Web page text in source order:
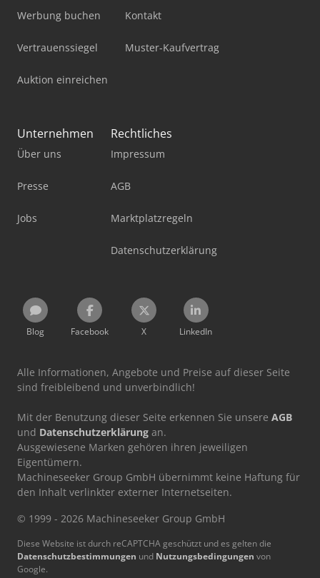
Werbung buchen
Vertrauenssiegel
Auktion einreichen
Kontakt
Muster-Kaufvertrag
Unternehmen
Über uns
Presse
Jobs
Rechtliches
Impressum
AGB
Marktplatzregeln
Datenschutzerklärung
Blog Facebook X LinkedIn
Alle Informationen, Angebote und Preise auf dieser Seite
sind freibleibend und unverbindlich!
Mit der Benutzung dieser Seite erkennen Sie unsere AGB
und Datenschutzerklärung an.
Ausgewiesene Marken gehören ihren jeweiligen
Eigentümern.
Machineseeker Group GmbH übernimmt keine Haftung für
den Inhalt verlinkter externer Internetseiten.
© 1999 - 2026 Machineseeker Group GmbH
Diese Website ist durch reCAPTCHA geschützt und es gelten die
Datenschutzbestimmungen und Nutzungsbedingungen von
Google.